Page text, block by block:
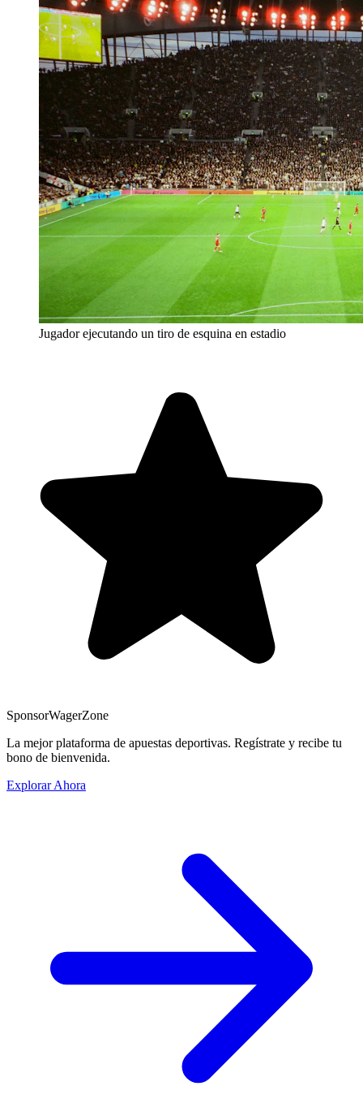
Jugador ejecutando un tiro de esquina en estadio
SponsorWagerZone
La mejor plataforma de apuestas deportivas. Regístrate y recibe tu
bono de bienvenida.
Explorar Ahora